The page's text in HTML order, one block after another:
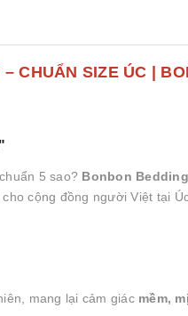
CHUẨN SIZE ÚC |
5 sao? Bonbon Bedding
cộng đồng người Việt tại
mang lại cảm giác mềm,